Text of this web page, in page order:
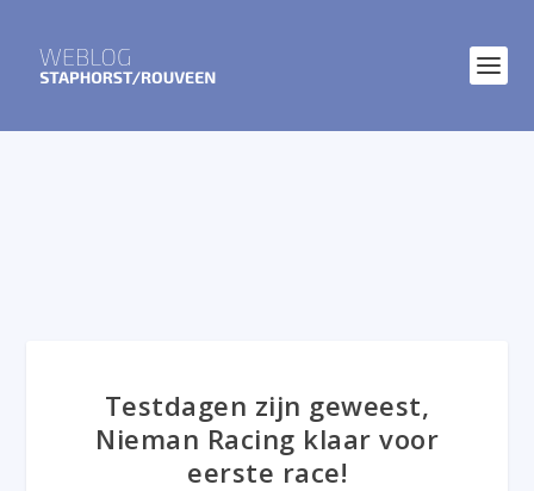
Testdagen zijn geweest,
Nieman Racing klaar voor
eerste race!